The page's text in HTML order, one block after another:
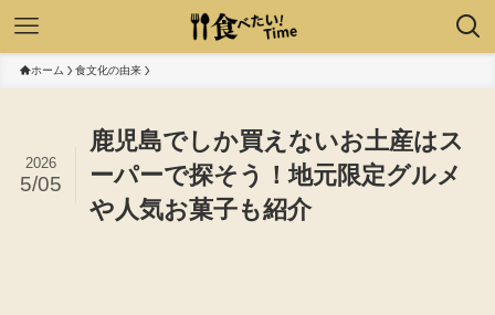
ホーム 食文化の由来
鹿児島でしか買えないお土産はス
ーパーで探そう！地元限定グルメ
や人気お菓子も紹介
2026
5/05